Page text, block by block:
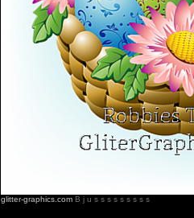
glitter-graphics.com B j u s s s s s s s s s